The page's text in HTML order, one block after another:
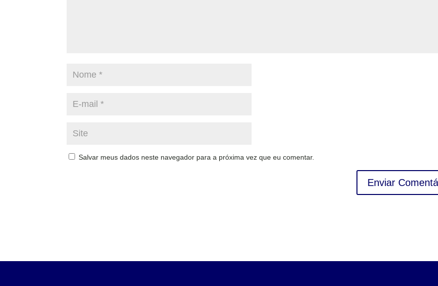
Salvar meus dados neste navegador para a próxima vez que eu comentar.